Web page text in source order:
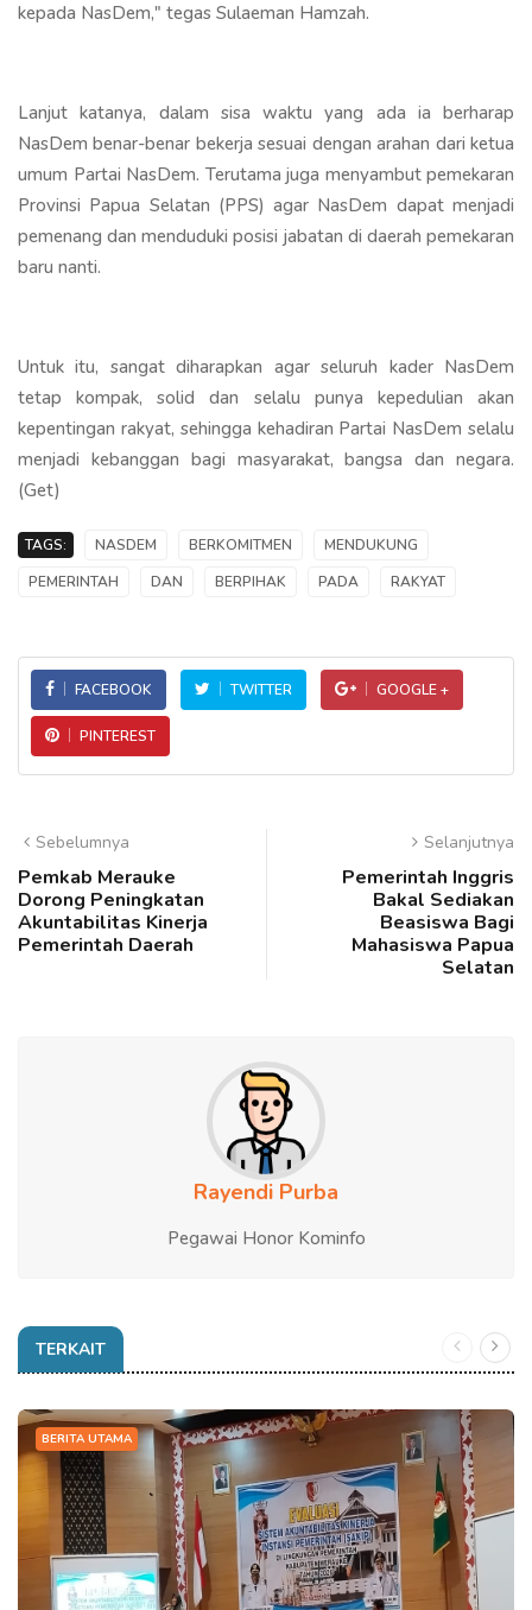
kepada NasDem," tegas Sulaeman Hamzah.
Lanjut katanya, dalam sisa waktu yang ada ia berharap
NasDem benar-benar bekerja sesuai dengan arahan dari ketua
umum Partai NasDem. Terutama juga menyambut pemekaran
Provinsi Papua Selatan (PPS) agar NasDem dapat menjadi
pemenang dan menduduki posisi jabatan di daerah pemekaran
baru nanti.
Untuk itu, sangat diharapkan agar seluruh kader NasDem
tetap kompak, solid dan selalu punya kepedulian akan
kepentingan rakyat, sehingga kehadiran Partai NasDem selalu
menjadi kebanggan bagi masyarakat, bangsa dan negara.
(Get)
TAGS: NASDEM BERKOMITMEN
MENDUKUNG
PEMERINTAH
DAN BERPIHAK PADA RAKYAT
FACEBOOK TWITTER GOOGLE +
PINTEREST
Sebelumnya
Pemkab Merauke
Dorong Peningkatan
Akuntabilitas Kinerja
Pemerintah Daerah
Selanjutnya
Pemerintah Inggris
Bakal Sediakan
Beasiswa Bagi
Mahasiswa Papua
Selatan
Rayendi Purba
Pegawai Honor Kominfo
TERKAIT
BERITA UTAMA